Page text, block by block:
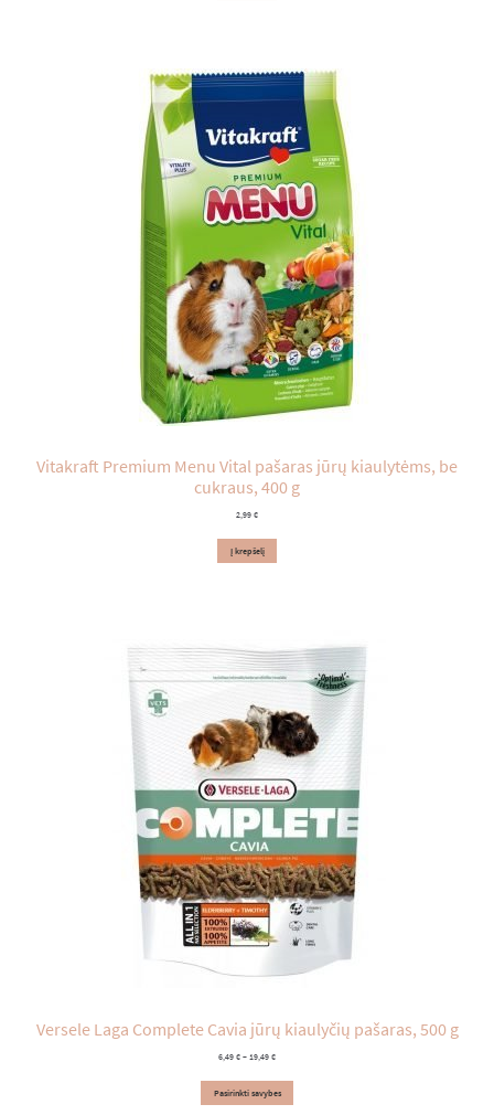
Vitakraft Premium Menu Vital pašaras jūrų kiaulytėms, be
cukraus, 400 g
2,99 €
Į krepšelį
Versele Laga Complete Cavia jūrų kiaulyčių pašaras, 500 g
6,49 € – 19,49 €Price
6,49 €
through
19,49 €
Pasirinkti savybes